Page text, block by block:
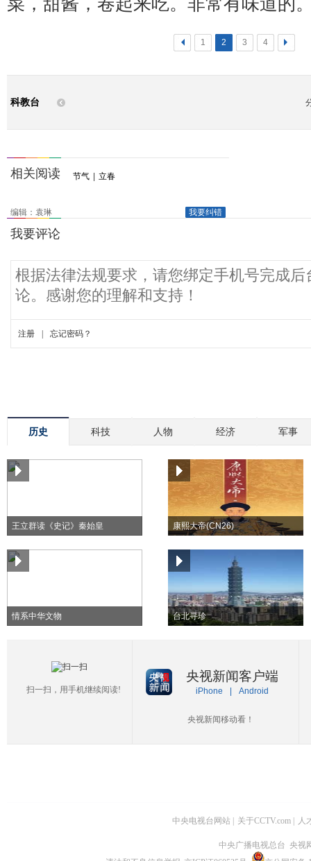
< 1 2 3 4 >
科教台
相关阅读 节气 立春
我要纠错
编辑：袁琳
历史 科技 人物 经济 军事
王立群读《史记》秦始皇 康熙大帝(CN26)
情系中华文物 台北寻珍
扫一扫，用手机继续阅读!
央视新闻客户端
iPhone Android
央视新闻移动看！
中央电视台网站 关于CCTV.com 人
中央广播电视总台 央视